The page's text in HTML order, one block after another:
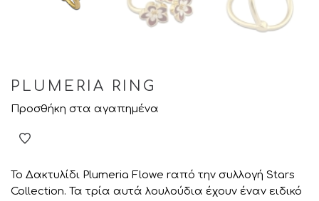
PLUMERIA RING
Προσθήκη στα αγαπημένα
Το Δακτυλίδι Plumeria Flowe rαπό την συλλογή Stars
Collection. Τα τρία αυτά λουλούδια έχουν έναν ειδικό